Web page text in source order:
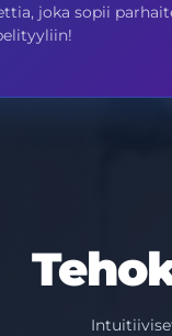
joka sopii